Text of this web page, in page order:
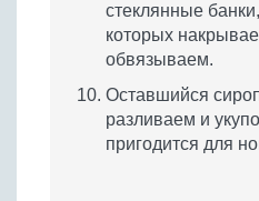
стеклянные
которых
обвязываем.
Оставшийся
разливаем и
пригодится для